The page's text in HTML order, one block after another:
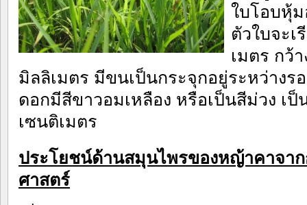
ใบโอบหุ้
ตัวใบจะเ
เมตร กว้
มิลลิเมตร มีขนเป็นกระจุกอยู่ระหว่างร
ดอกมีสีขาวอมเหลือง หรือเป็นสีม่วง เ
เซนติเมตร
ประโยชน์ด้านสมุนไพรของหญ้าคาจา
ศาสตร์